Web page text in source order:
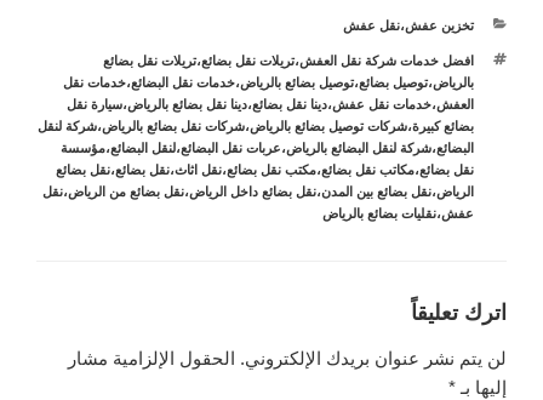
التصنيفات
تخزين عفش،نقل عفش
الوسوم
افضل خدمات شركة نقل العفش،تريلات نقل بضائع،تريلات نقل بضائع
بالرياض،توصيل بضائع،توصيل بضائع بالرياض،خدمات نقل البضائع،خدمات نقل
العفش،خدمات نقل عفش،دينا نقل بضائع،دينا نقل بضائع بالرياض،سيارة نقل
بضائع كبيرة،شركات توصيل بضائع بالرياض،شركات نقل بضائع بالرياض،شركة لنقل
البضائع،شركة لنقل البضائع بالرياض،عربات نقل البضائع،لنقل البضائع،مؤسسة
نقل بضائع،مكاتب نقل بضائع،مكتب نقل بضائع،نقل اثاث،نقل بضائع،نقل بضائع
الرياض،نقل بضائع بين المدن،نقل بضائع داخل الرياض،نقل بضائع من الرياض،نقل
عفش،نقليات بضائع بالرياض
اترك تعليقاً
لن يتم نشر عنوان بريدك الإلكتروني. الحقول الإلزامية مشار
إليها بـ *